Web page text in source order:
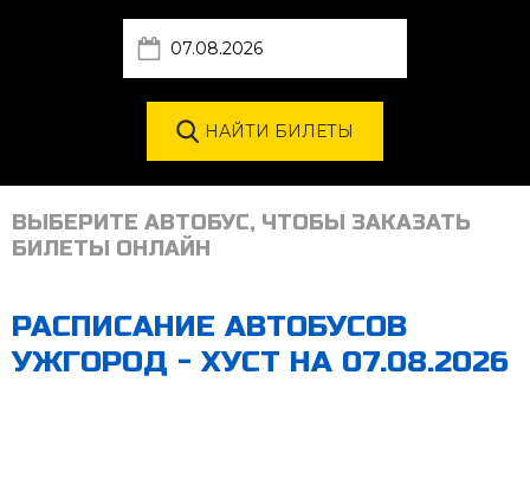
ВЫБЕРИТЕ АВТОБУС, ЧТОБЫ ЗАКАЗАТЬ
БИЛЕТЫ ОНЛАЙН
РАСПИСАНИЕ АВТОБУСОВ
УЖГОРОД - ХУСТ НА 07.08.2026